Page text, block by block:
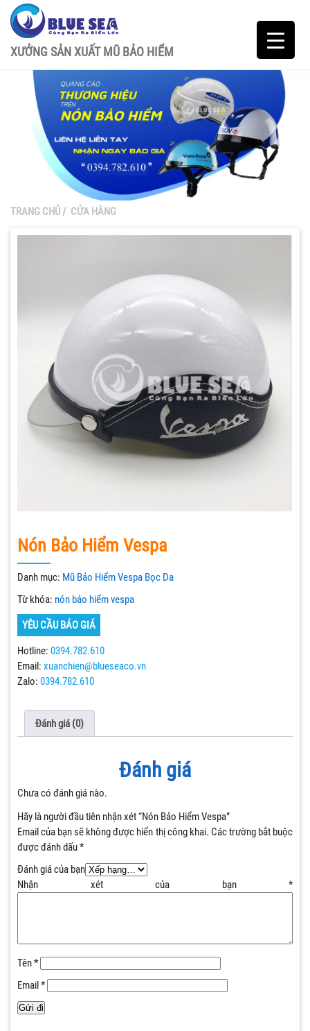
XƯỞNG SẢN XUẤT MŨ BẢO HIỂM
TRANG CHỦ/ CỬA HÀNG
Nón Bảo Hiểm Vespa
Danh mục: Mũ Bảo Hiểm Vespa Bọc Da
Từ khóa: nón bảo hiểm vespa
YÊU CẦU BÁO GIÁ
Hotline: 0394.782.610
Email: xuanchien@blueseaco.vn
Zalo: 0394.782.610
Đánh giá (0)
Đánh giá
Chưa có đánh giá nào.
Hãy là người đầu tiên nhận xét “Nón Bảo Hiểm Vespa”
Email của bạn sẽ không được hiển thị công khai. Các trường bắt buộc
được đánh dấu*
Đánh giá của bạn
Nhận xét của bạn *
Tên*
Email*